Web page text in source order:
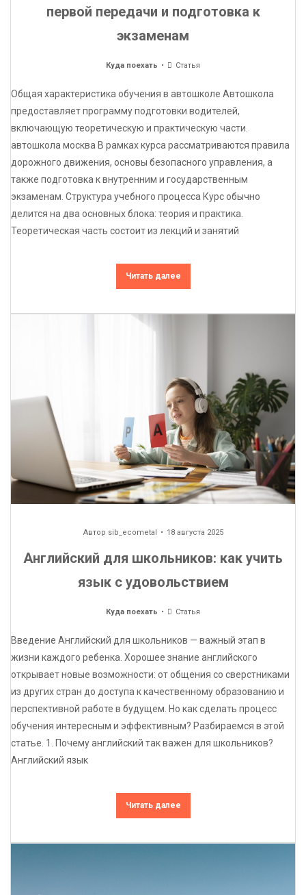
первой передачи и подготовка к
экзаменам
Куда поехать Статья
Общая характеристика обучения в автошколе Автошкола
предоставляет программу подготовки водителей,
включающую теоретическую и практическую части.
автошкола москва В рамках курса рассматриваются правила
дорожного движения, основы безопасного управления, а
также подготовка к внутренним и государственным
экзаменам. Структура учебного процесса Курс обычно
делится на два основных блока: теория и практика.
Теоретическая часть состоит из лекций и занятий
Читать далее
Автор sib_ecometal 18 августа 2025
Английский для школьников: как учить
язык с удовольствием
Куда поехать Статья
Введение Английский для школьников — важный этап в
жизни каждого ребенка. Хорошее знание английского
открывает новые возможности: от общения со сверстниками
из других стран до доступа к качественному образованию и
перспективной работе в будущем. Но как сделать процесс
обучения интересным и эффективным? Разбираемся в этой
статье. 1. Почему английский так важен для школьников?
Английский язык
Читать далее